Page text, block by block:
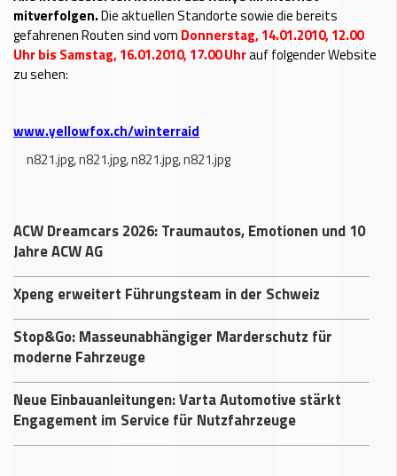
mitverfolgen.Die aktuellen Standorte sowie die bereits
gefahrenen Routen sind vom Donnerstag, 14.01.2010, 12.00
Uhr bis Samstag, 16.01.2010, 17.00 Uhrauf folgender Website
zu sehen:
www.yellowfox.ch/winterraid
n821.jpg,n821.jpg,n821.jpg,n821.jpg
ACW Dreamcars 2026: Traumautos, Emotionen und 10
Jahre ACW AG
Xpeng erweitert Führungsteam in der Schweiz
Stop&Go: Masseunabhängiger Marderschutz für
moderne Fahrzeuge
Neue Einbauanleitungen: Varta Automotive stärkt
Engagement im Service für Nutzfahrzeuge